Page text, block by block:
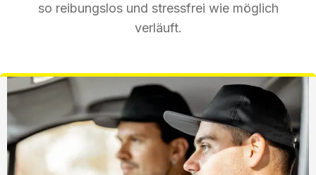
so reibungslos und stressfrei wie möglich
verläuft.